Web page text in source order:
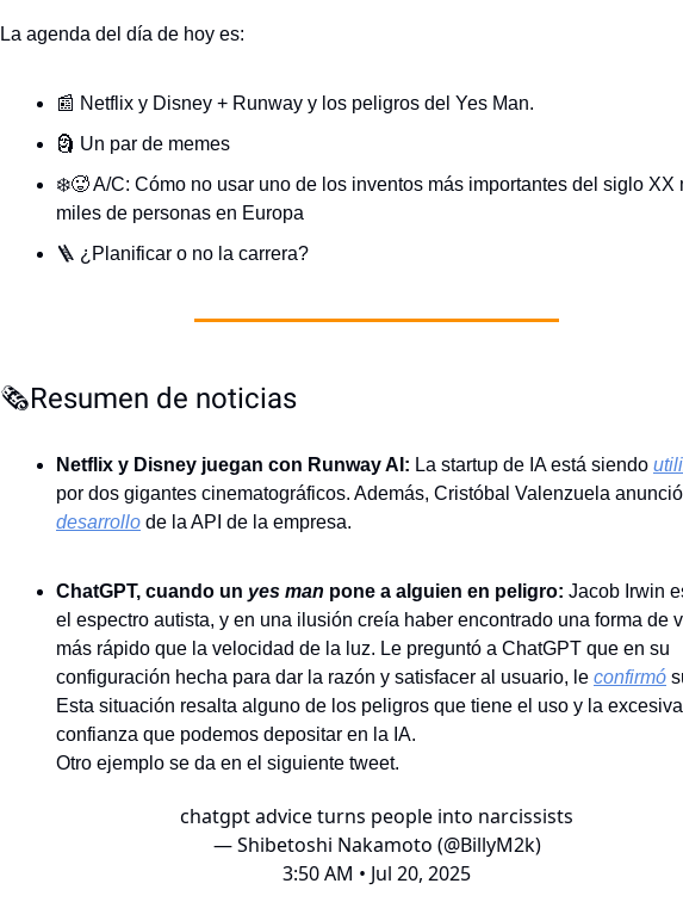
La agenda del día de hoy es:
📰 Netflix y Disney + Runway y los peligros del Yes Man.
🗿 Un par de memes
❄️🥵 A/C: Cómo no usar uno de los inventos más importantes del siglo XX
miles de personas en Europa
🪜 ¿Planificar o no la carrera?
🗞️Resumen de noticias
Netflix y Disney juegan con Runway AI: La startup de IA está siendo
por dos gigantes cinematográficos. Además, Cristóbal Valenzuela anunció
desarrollo de la API de la empresa.
ChatGPT, cuando un yes man pone a alguien en peligro: Jacob Irwin
el espectro autista, y en una ilusión creía haber encontrado una forma de
más rápido que la velocidad de la luz. Le preguntó a ChatGPT que en su
configuración hecha para dar la razón y satisfacer al usuario, le confirmó
Esta situación resalta alguno de los peligros que tiene el uso y la excesiva
confianza que podemos depositar en la IA.
Otro ejemplo se da en el siguiente tweet.
chatgpt advice turns people into narcissists
— Shibetoshi Nakamoto (@BillyM2k)
3:50 AM • Jul 20, 2025